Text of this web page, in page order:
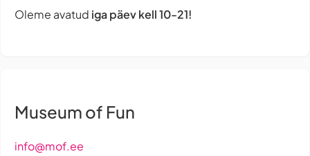
Oleme avatud iga päevkell 10-21!
Museum of Fun
info@mof.ee